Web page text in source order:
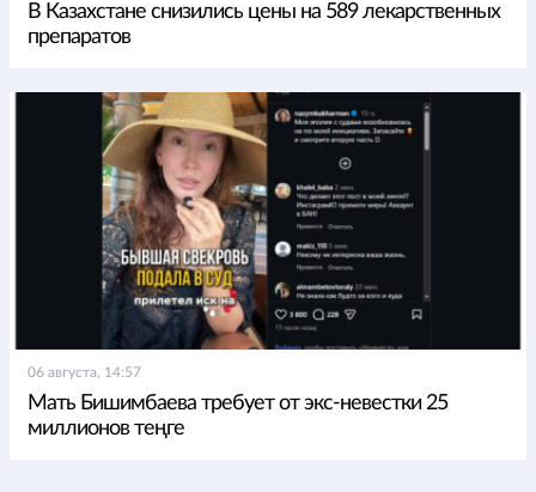
В Казахстане снизились цены на 589 лекарственных
препаратов
06 августа, 14:57
Мать Бишимбаева требует от экс-невестки 25
миллионов теңге